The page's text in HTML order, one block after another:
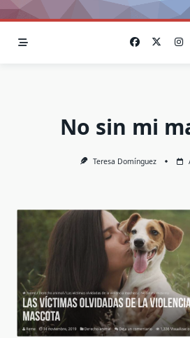
No sin mi
Teresa Domínguez